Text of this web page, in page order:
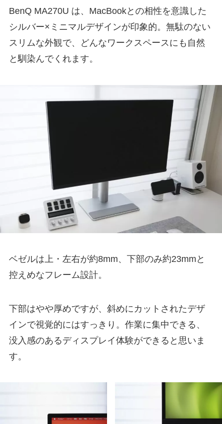
BenQ MA270U は、MacBookとの相性を意識した
シルバー×ミニマルデザインが印象的。無駄のない
スリムな外観で、どんなワークスペースにも自然
と馴染んでくれます。
ベゼルは上・左右が約8mm、下部のみ約23mmと
控えめなフレーム設計。
下部はやや厚めですが、斜めにカットされたデザ
インで視覚的にはすっきり。作業に集中できる、
没入感のあるディスプレイ体験ができると思いま
す。